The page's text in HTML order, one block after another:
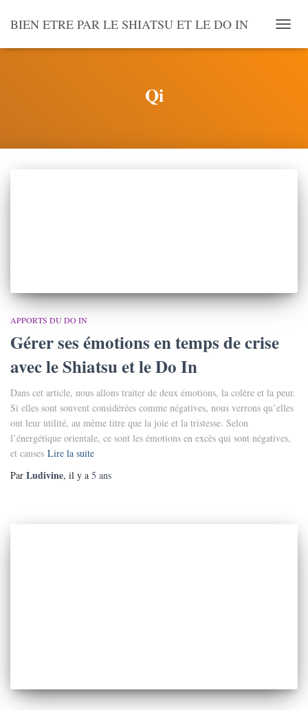
BIEN ETRE PAR LE SHIATSU ET LE DO IN
LA
Qi
APPORTS DU DO IN
Gérer ses émotions en temps de crise
avec le Shiatsu et le Do In
Dans cet article, nous allons traiter de deux émotions, la colère et la peur.
Si elles sont souvent considérées comme négatives, nous verrons qu’elles
ont leur utilité, au même titre que la joie et la tristesse. Selon
l’énergétique orientale, ce sont les émotions en excès qui sont négatives,
et causes Lire la suite
Par Ludivine, il y a 5 ans